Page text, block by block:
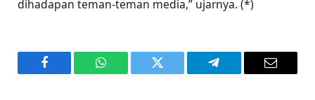
dihadapan teman-teman media,” ujarnya. (*)
Facebook WhatsAppTwitter Telegram Email